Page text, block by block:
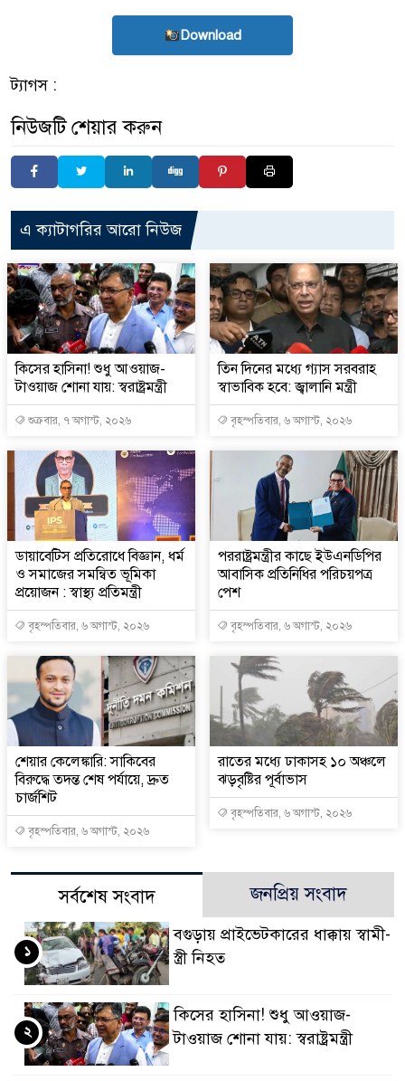
Download
ট্যাগস :
নিউজটি শেয়ার করুন
এ ক্যাটাগরির আরো নিউজ
কিসের হাসিনা! শুধু আওয়াজ-
টাওয়াজ শোনা যায়: স্বরাষ্ট্রমন্ত্রী
শুক্রবার, ৭ অগাস্ট, ২০২৬
তিন দিনের মধ্যে গ্যাস সরবরাহ
স্বাভাবিক হবে: জ্বালানি মন্ত্রী
বৃহস্পতিবার, ৬ অগাস্ট, ২০২৬
ডায়াবেটিস প্রতিরোধে বিজ্ঞান, ধর্ম
ও সমাজের সমন্বিত ভূমিকা
প্রয়োজন : স্বাস্থ্য প্রতিমন্ত্রী
বৃহস্পতিবার, ৬ অগাস্ট, ২০২৬
পররাষ্ট্রমন্ত্রীর কা‌ছে ইউএনডিপির
আবাসিক প্রতিনিধির পরিচয়পত্র
পেশ
বৃহস্পতিবার, ৬ অগাস্ট, ২০২৬
শেয়ার কেলেঙ্কারি: সাকিবের
বিরুদ্ধে তদন্ত শেষ পর্যায়ে, দ্রুত
চার্জশিট
বৃহস্পতিবার, ৬ অগাস্ট, ২০২৬
রাতের মধ্যে ঢাকাসহ ১০ অঞ্চলে
ঝড়বৃষ্টির পূর্বাভাস
বৃহস্পতিবার, ৬ অগাস্ট, ২০২৬
সর্বশেষ সংবাদ জনপ্রিয় সংবাদ
বগুড়ায় প্রাইভেটকারের ধাক্কায় স্বামী-
স্ত্রী নিহত
১
কিসের হাসিনা! শুধু আওয়াজ-
টাওয়াজ শোনা যায়: স্বরাষ্ট্রমন্ত্রী
২